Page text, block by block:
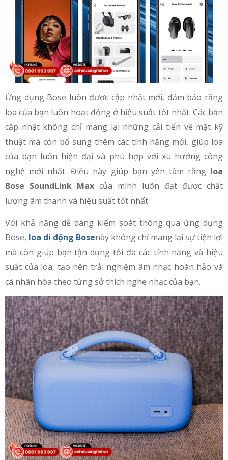
Ứng dụng Bose luôn được cập nhật mới, đảm bảo rằng
loa của bạn luôn hoạt động ở hiệu suất tốt nhất. Các bản
cập nhật không chỉ mang lại những cải tiến về mặt kỹ
thuật mà còn bổ sung thêm các tính năng mới, giúp loa
của bạn luôn hiện đại và phù hợp với xu hướng công
nghệ mới nhất. Điều này giúp bạn yên tâm rằng loa
Bose SoundLink Max của mình luôn đạt được chất
lượng âm thanh và hiệu suất tốt nhất.
Với khả năng dễ dàng kiểm soát thông qua ứng dụng
Bose, loa di động Bosenày không chỉ mang lại sự tiện lợi
mà còn giúp bạn tận dụng tối đa các tính năng và hiệu
suất của loa, tạo nên trải nghiệm âm nhạc hoàn hảo và
cá nhân hóa theo từng sở thích nghe nhạc của bạn.